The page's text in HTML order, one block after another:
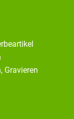
Gravieren